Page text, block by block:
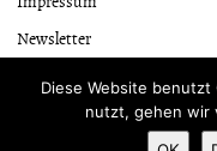
Newsletter
Diese Website
nutzt, gehen wir